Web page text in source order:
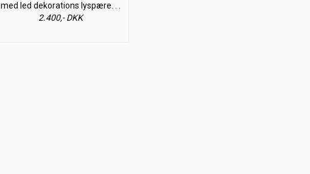
med led dekorations lyspære. . .
2.400,- DKK